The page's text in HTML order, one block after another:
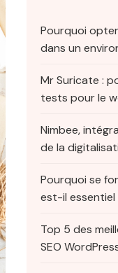
Pourquoi
dans un
Mr Suricate :
tests pour le
Nimbee,
de la
Pourquoi se
est-il essentiel
Top 5 des
SEO